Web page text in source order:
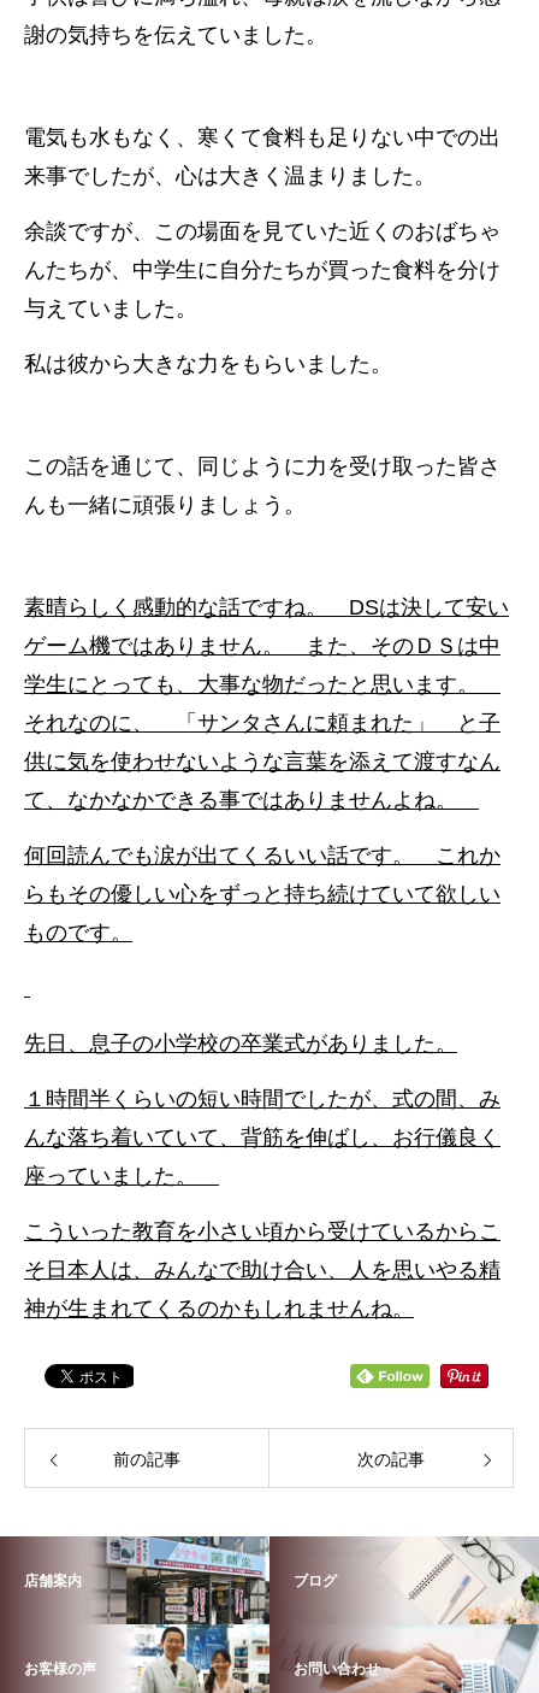
謝の気持ちを伝えていました。
電気も水もなく、寒くて食料も足りない中での出
来事でしたが、心は大きく温まりました。
余談ですが、この場面を見ていた近くのおばちゃ
んたちが、中学生に自分たちが買った食料を分け
与えていました。
私は彼から大きな力をもらいました。
この話を通じて、同じように力を受け取った皆さ
んも一緒に頑張りましょう。
素晴らしく感動的な話ですね。 DSは決して安い
ゲーム機ではありません。 また、そのＤＳは中
学生にとっても、大事な物だったと思います。
それなのに、 「サンタさんに頼まれた」 と子
供に気を使わせないような言葉を添えて渡すなん
て、なかなかできる事ではありませんよね。
何回読んでも涙が出てくるいい話です。 これか
らもその優しい心をずっと持ち続けていて欲しい
ものです。
先日、息子の小学校の卒業式がありました。
１時間半くらいの短い時間でしたが、式の間、み
んな落ち着いていて、背筋を伸ばし、お行儀良く
座っていました。
こういった教育を小さい頃から受けているからこ
そ日本人は、みんなで助け合い、人を思いやる精
神が生まれてくるのかもしれませんね。
前の記事 次の記事
店舗案内 ブログ
お客様の声 お問い合わせ